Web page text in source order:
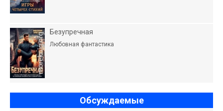
Безупречная
Любовная фантастика
Обсуждаемые